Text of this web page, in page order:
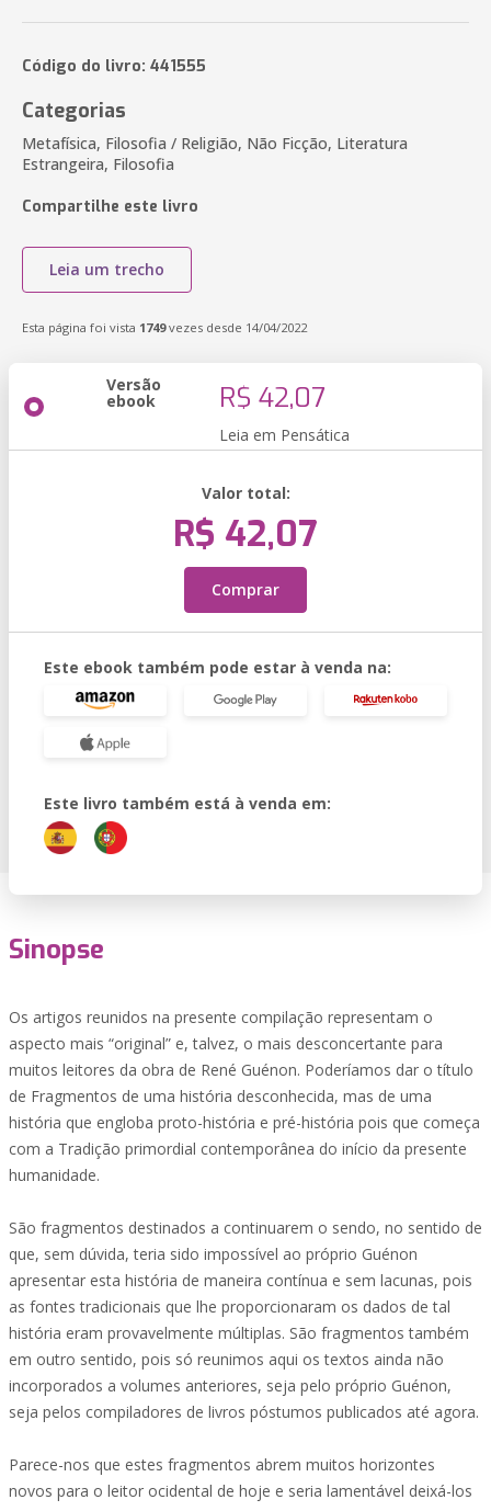
Código do livro: 441555
Categorias
Metafísica, Filosofia / Religião, Não Ficção, Literatura
Estrangeira, Filosofia
Compartilhe este livro
Leia um trecho
Esta página foi vista 1749vezes desde 14/04/2022
Versão
ebook R$ 42,07
Leia em Pensática
Valor total:
R$ 42,07
Comprar
Este ebook também pode estar à venda na:
Este livro também está à venda em:
Sinopse
Os artigos reunidos na presente compilação representam o
aspecto mais “original” e, talvez, o mais desconcertante para
muitos leitores da obra de René Guénon. Poderíamos dar o título
de Fragmentos de uma história desconhecida, mas de uma
história que engloba proto-história e pré-história pois que começa
com a Tradição primordial contemporânea do início da presente
humanidade.
São fragmentos destinados a continuarem o sendo, no sentido de
que, sem dúvida, teria sido impossível ao próprio Guénon
apresentar esta história de maneira contínua e sem lacunas, pois
as fontes tradicionais que lhe proporcionaram os dados de tal
história eram provavelmente múltiplas. São fragmentos também
em outro sentido, pois só reunimos aqui os textos ainda não
incorporados a volumes anteriores, seja pelo próprio Guénon,
seja pelos compiladores de livros póstumos publicados até agora.
Parece-nos que estes fragmentos abrem muitos horizontes
novos para o leitor ocidental de hoje e seria lamentável deixá-los